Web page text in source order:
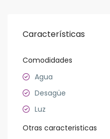
Características
Comodidades
Agua
Desagüe
Luz
Otras caracteristicas